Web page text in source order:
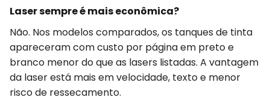
Laser sempre é mais econômica?
Não. Nos modelos comparados, os tanques de tinta
apareceram com custo por página em preto e
branco menor do que as lasers listadas. A vantagem
da laser está mais em velocidade, texto e menor
risco de ressecamento.